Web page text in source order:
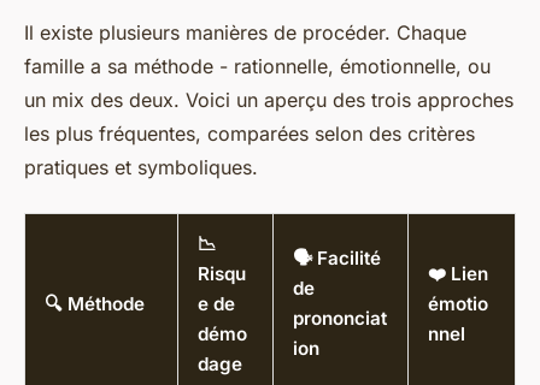
Il existe plusieurs manières de procéder. Chaque
famille a sa méthode - rationnelle, émotionnelle, ou
un mix des deux. Voici un aperçu des trois approches
les plus fréquentes, comparées selon des critères
pratiques et symboliques.
🔍 Méthode
📉
Risqu
e de
démo
dage
🗣 Facilité
de
prononciat
ion
❤️ Lien
émotio
nnel